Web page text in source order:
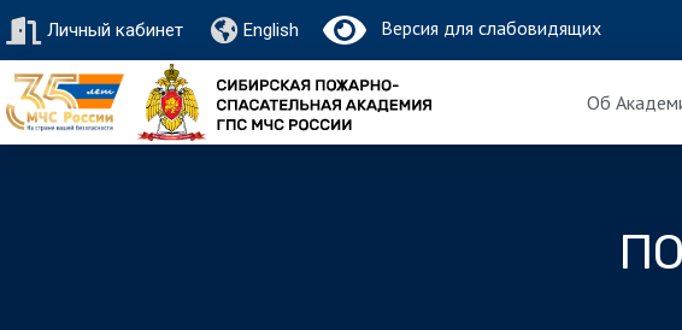
Личный кабинет English Версия для слабовидящих
Об